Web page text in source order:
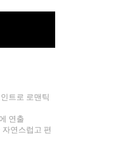
트로 로맨틱
연출
연스럽고 편